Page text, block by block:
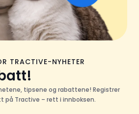
TRACTIVE-NYHETER
tipsene og rabattene! Registrer
på Tractive – rett i innboksen.